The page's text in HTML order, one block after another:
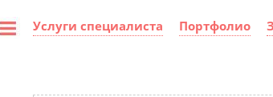
Услуги специалиста Портфолио
Toggle